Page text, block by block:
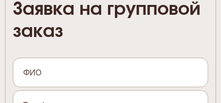
Заявка на групповой
заказ